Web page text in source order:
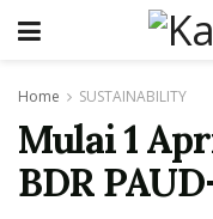
Home SUSTAINABILITY
Mulai 1
BDR